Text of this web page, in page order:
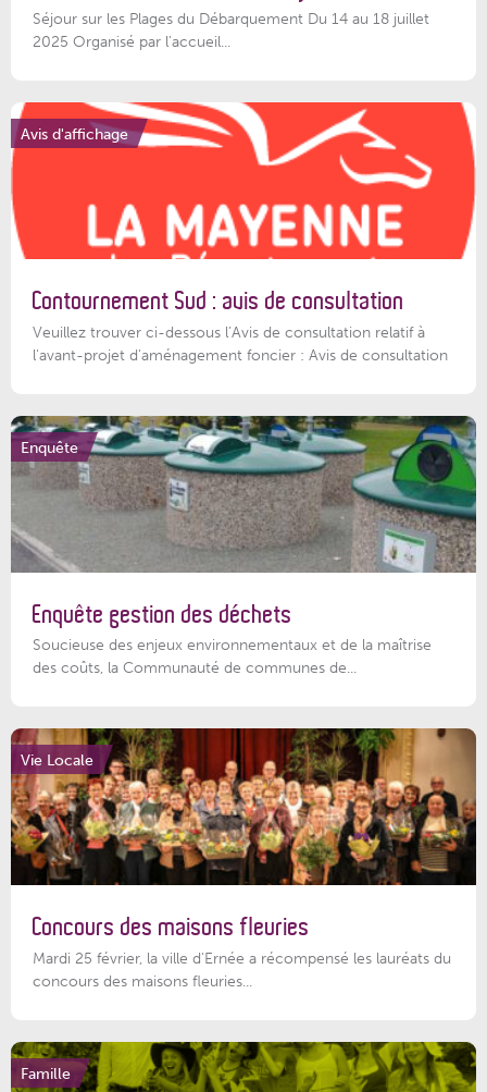
Séjour sur les Plages du Débarquement Du 14 au 18 juillet
2025 Organisé par l’accueil...
Avis d'affichage
Contournement Sud : avis de consultation
Veuillez trouver ci-dessous l’Avis de consultation relatif à
l'avant-projet d'aménagement foncier : Avis de consultation
Enquête
Enquête gestion des déchets
Soucieuse des enjeux environnementaux et de la maîtrise
des coûts, la Communauté de communes de...
Vie Locale
Concours des maisons fleuries
Mardi 25 février, la ville d'Ernée a récompensé les lauréats du
concours des maisons fleuries...
Famille